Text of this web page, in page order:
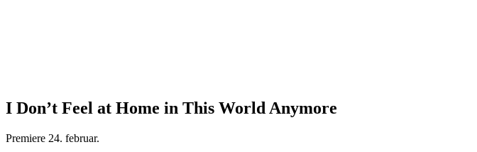
I Don’t Feel at Home in This World Anymore
Premiere 24. februar.